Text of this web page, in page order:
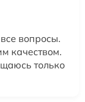
вопросы.
качеством.
только